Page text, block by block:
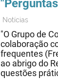
Notícias
"O Grupo de
colaboração
frequentes
ao abrigo do
questões